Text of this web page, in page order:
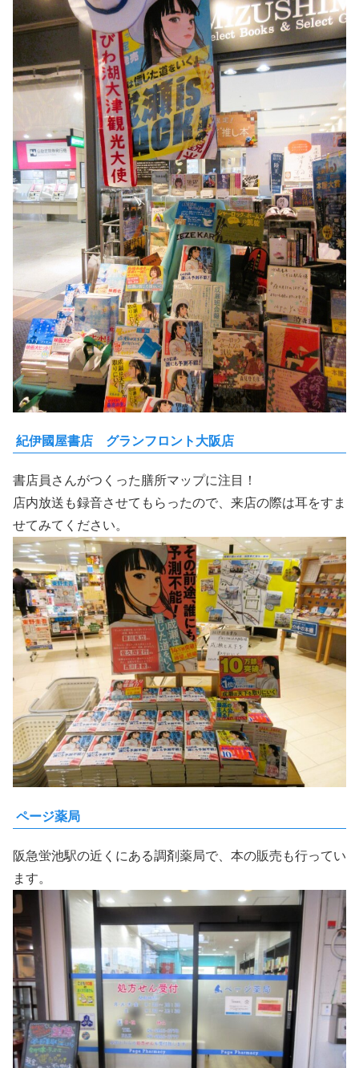
紀伊國屋書店 グランフロント大阪店
書店員さんがつくった膳所マップに注目！
店内放送も録音させてもらったので、来店の際は耳をすま
せてみてください。
ページ薬局
阪急蛍池駅の近くにある調剤薬局で、本の販売も行ってい
ます。